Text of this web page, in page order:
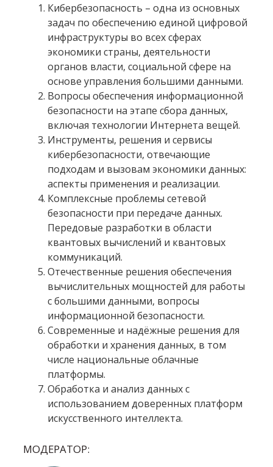
Кибербезопасность – одна из основных
задач по обеспечению единой цифровой
инфраструктуры во всех сферах
экономики страны, деятельности
органов власти, социальной сфере на
основе управления большими данными.
Вопросы обеспечения информационной
безопасности на этапе сбора данных,
включая технологии Интернета вещей.
Инструменты, решения и сервисы
кибербезопасности, отвечающие
подходам и вызовам экономики данных:
аспекты применения и реализации.
Комплексные проблемы сетевой
безопасности при передаче данных.
Передовые разработки в области
квантовых вычислений и квантовых
коммуникаций.
Отечественные решения обеспечения
вычислительных мощностей для работы
с большими данными, вопросы
информационной безопасности.
Современные и надёжные решения для
обработки и хранения данных, в том
числе национальные облачные
платформы.
Обработка и анализ данных с
использованием доверенных платформ
искусственного интеллекта.
МОДЕРАТОР: